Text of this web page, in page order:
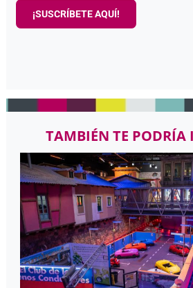
¡SUSCRÍBETE AQUÍ!
TAMBIÉN TE PODRÍA